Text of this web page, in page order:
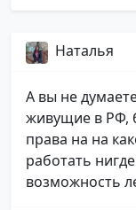
Наталья
А вы не
живущие в РФ,
права на на
работать
возможность